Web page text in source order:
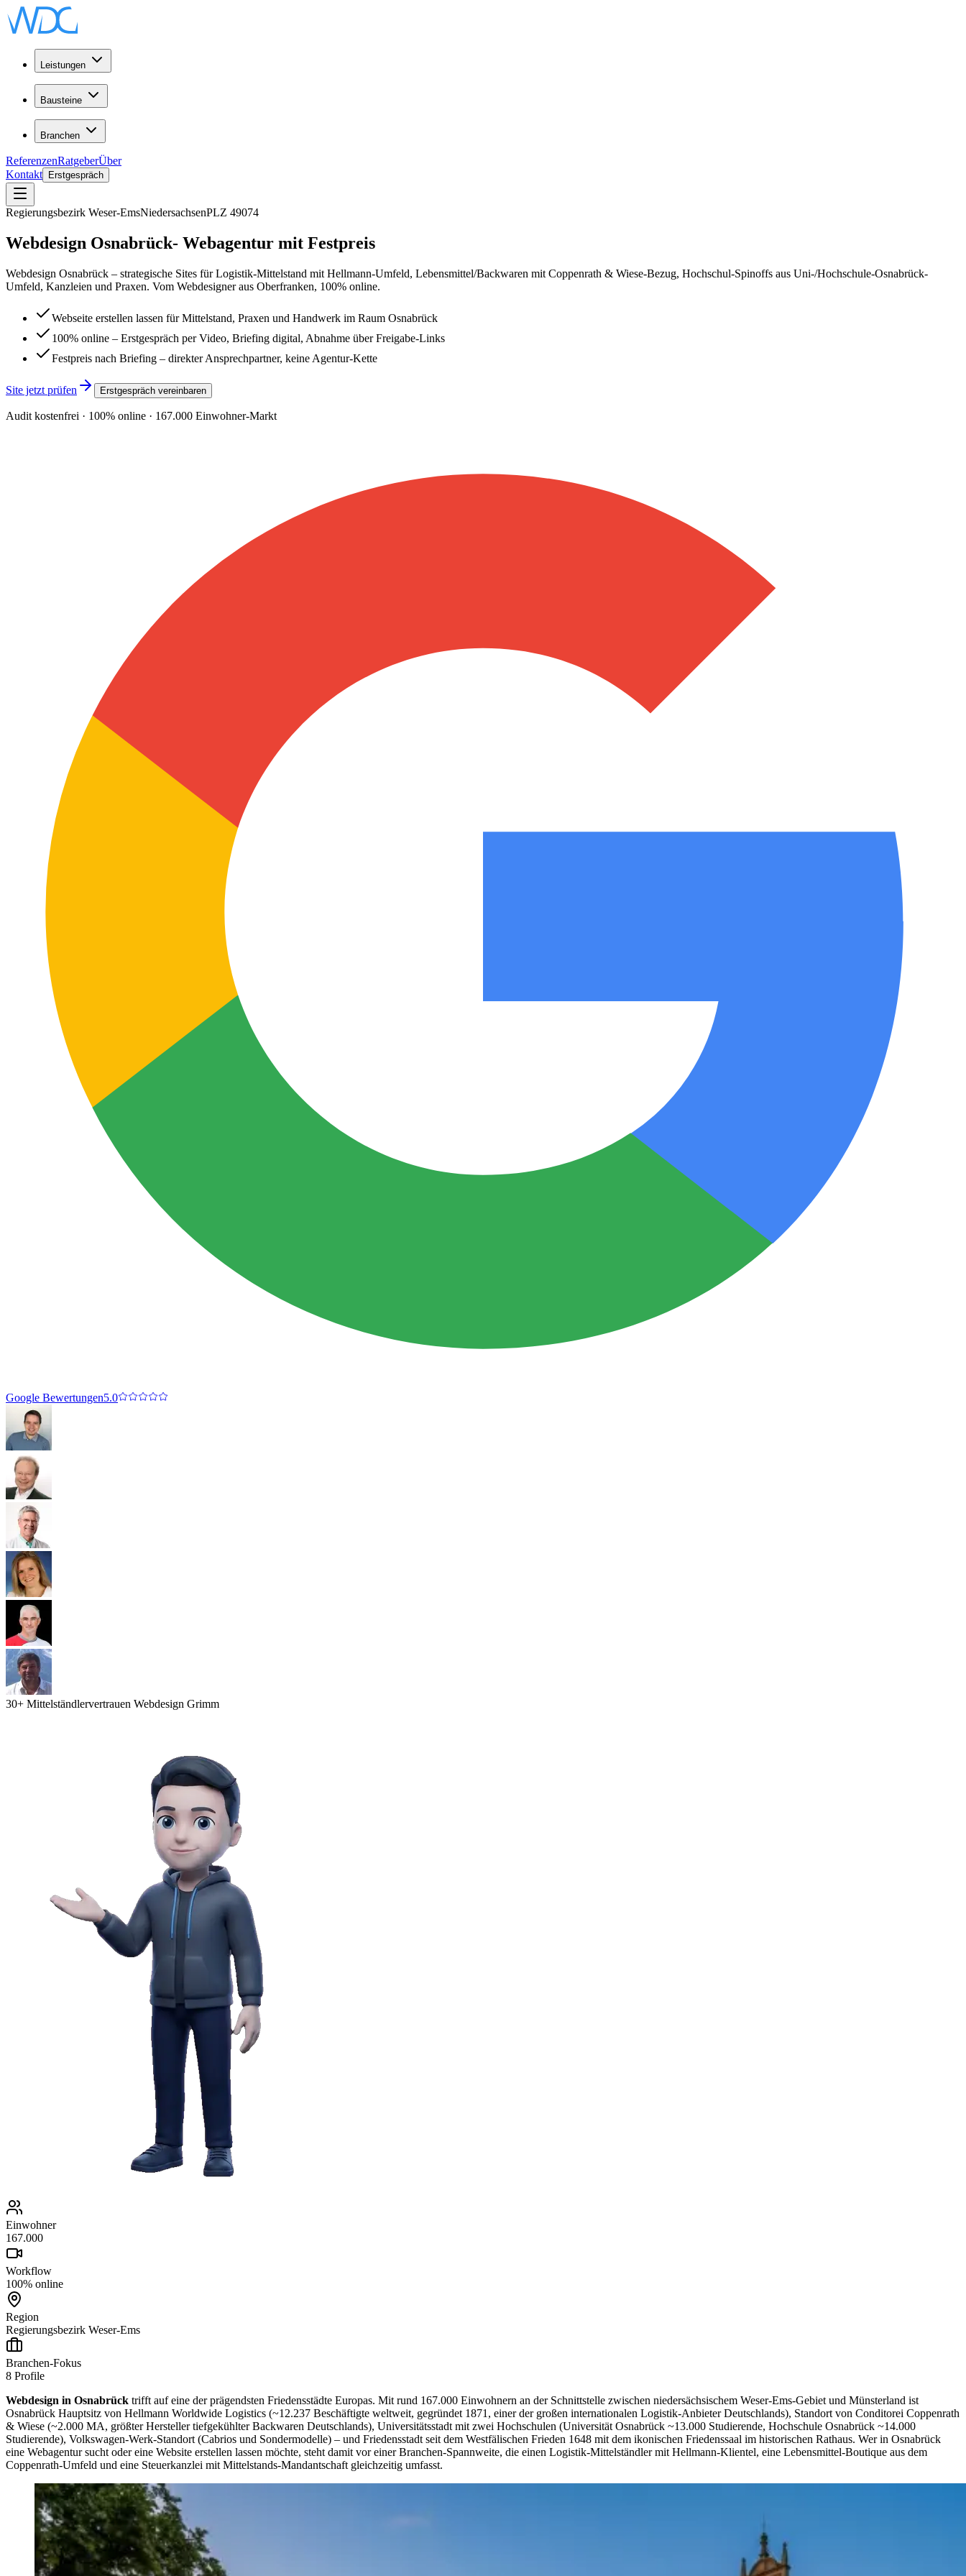
Leistungen
Bausteine
Branchen
ReferenzenRatgeberÜber
Kontakt
Erstgespräch
Regierungsbezirk Weser-EmsNiedersachsenPLZ 49074
Webdesign Osnabrück- Webagentur mit Festpreis
Webdesign Osnabrück – strategische Sites für Logistik-Mittelstand mit Hellmann-Umfeld, Lebensmittel/Backwaren mit Coppenrath & Wiese-Bezug, Hochschul-Spinoffs aus Uni-/Hochschule-Osnabrück-
Umfeld, Kanzleien und Praxen. Vom Webdesigner aus Oberfranken, 100% online.
Webseite erstellen lassen für Mittelstand, Praxen und Handwerk im Raum Osnabrück
100% online – Erstgespräch per Video, Briefing digital, Abnahme über Freigabe-Links
Festpreis nach Briefing – direkter Ansprechpartner, keine Agentur-Kette
Site jetzt prüfen Erstgespräch vereinbaren
Audit kostenfrei · 100% online · 167.000 Einwohner-Markt
Google Bewertungen5.0
30+ Mittelständlervertrauen Webdesign Grimm
Einwohner
167.000
Workflow
100% online
Region
Regierungsbezirk Weser-Ems
Branchen-Fokus
8 Profile
Webdesign in Osnabrück trifft auf eine der prägendsten Friedensstädte Europas. Mit rund 167.000 Einwohnern an der Schnittstelle zwischen niedersächsischem Weser-Ems-Gebiet und Münsterland ist
Osnabrück Hauptsitz von Hellmann Worldwide Logistics (~12.237 Beschäftigte weltweit, gegründet 1871, einer der großen internationalen Logistik-Anbieter Deutschlands), Standort von Conditorei Coppenrath
& Wiese (~2.000 MA, größter Hersteller tiefgekühlter Backwaren Deutschlands), Universitätsstadt mit zwei Hochschulen (Universität Osnabrück ~13.000 Studierende, Hochschule Osnabrück ~14.000
Studierende), Volkswagen-Werk-Standort (Cabrios und Sondermodelle) – und Friedensstadt seit dem Westfälischen Frieden 1648 mit dem ikonischen Friedenssaal im historischen Rathaus. Wer in Osnabrück
eine Webagentur sucht oder eine Website erstellen lassen möchte, steht damit vor einer Branchen-Spannweite, die einen Logistik-Mittelständler mit Hellmann-Klientel, eine Lebensmittel-Boutique aus dem
Coppenrath-Umfeld und eine Steuerkanzlei mit Mittelstands-Mandantschaft gleichzeitig umfasst.